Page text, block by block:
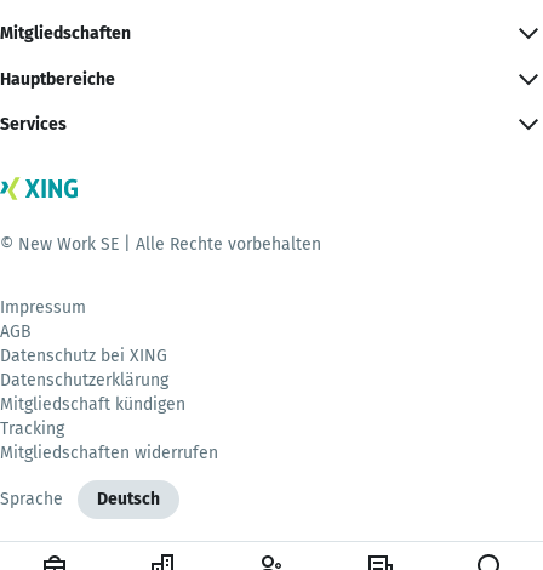
Mitgliedschaften
Hauptbereiche
Services
© New Work SE | Alle Rechte vorbehalten
Impressum
AGB
Datenschutz bei XING
Datenschutzerklärung
Mitgliedschaft kündigen
Tracking
Mitgliedschaften widerrufen
Sprache Deutsch